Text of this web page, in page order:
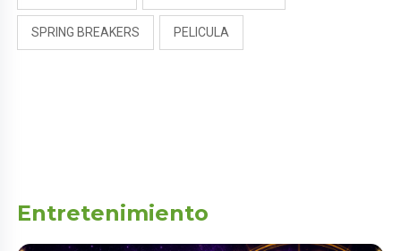
SPRING BREAKERS PELICULA
Entretenimiento